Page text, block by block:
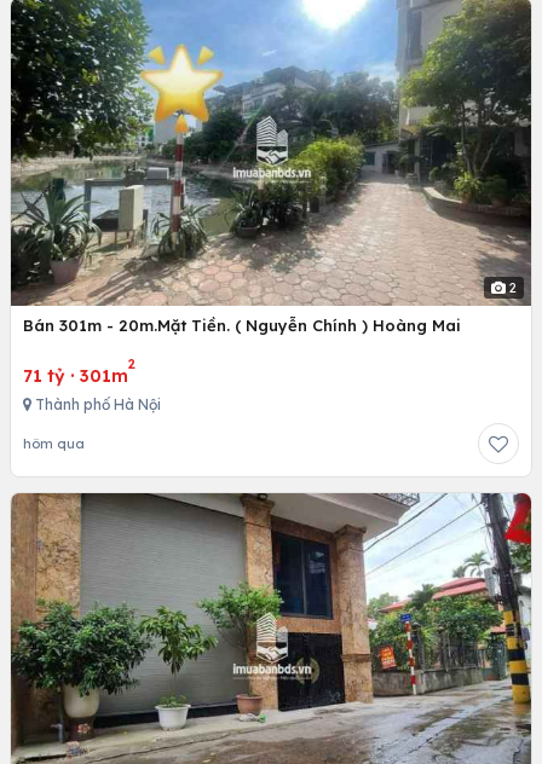
2
Bán 301m - 20m.Mặt Tiền. ( Nguyễn Chính ) Hoàng Mai
71 tỷ · 301m
2
Thành phố Hà Nội
hôm qua